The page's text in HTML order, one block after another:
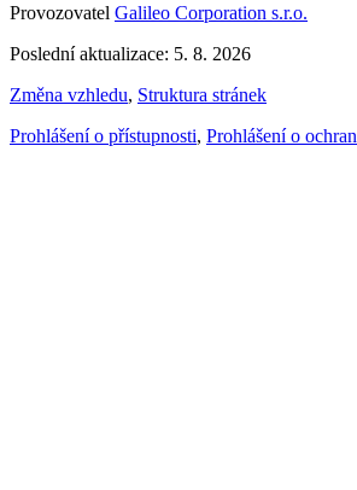
Provozovatel Galileo Corporation s.r.o.
Poslední aktualizace: 5. 8. 2026
Změna vzhledu, Struktura stránek
Prohlášení o přístupnosti, Prohlášení o